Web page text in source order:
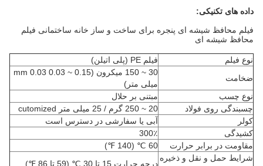
داده های تکنیکی:
فیلم محافظ شیشه ای پنجره برای ساخت و ساز خانه ساختمانی فیلم
محافظ شیشه ای
نوع فیلم
فیلم PE (پلی اتیلن)
ضخامت
30 ~ 150 میکرون (0.15 ~ 0.03 mm 0.03
میلی متر)
نوع چسب
مبتنی بر حلال
چسبندگی روی فولاد
20 ~ 250 گرم / 25 میلی متر cutomized
کولر
آبی یا سفارشی در دسترس است
کشیدگی
300٪
مقاومت در برابر حرارت
60 ℃ (140 ℉)
شرایط حمل و نقل و ذخیره
درجه حرارت 15 تا 30 ℃ (59 تا 86 ℉)